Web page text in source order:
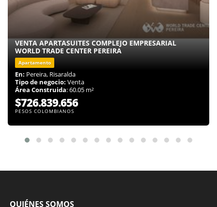
VENTA APARTASUITES COMPLEJO EMPRESARIAL
WORLD TRADE CENTER PEREIRA
Apartamento
En: Pereira, Risaralda
Tipo de negocio: Venta
Área Construida: 60.05 m²
$726.839.656
PESOS COLOMBIANOS
QUIÉNES SOMOS